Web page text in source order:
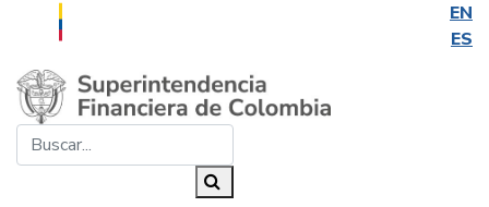
EN
ES
Saltar al contenido principal